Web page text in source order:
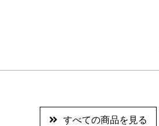
すべての商品を見る